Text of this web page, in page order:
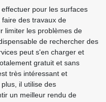
pour les surfaces
des travaux de
limiter les problèmes de
de rechercher des
peut s'en charger et
gratuit et sans
très intéressant et
il utilise des
un meilleur rendu de